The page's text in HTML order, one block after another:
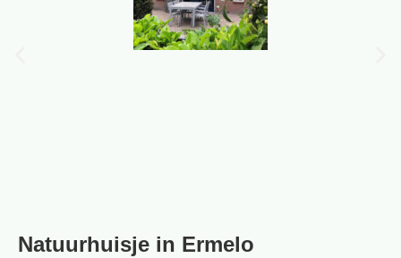
Natuurhuisje in Ermelo